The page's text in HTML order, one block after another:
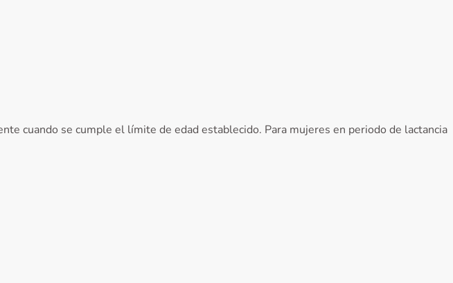
cuando se cumple el límite de edad establecido. Para mujeres en periodo de lactancia